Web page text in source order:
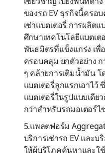
ของรถ EV ธุรกิจนี้ครอ
เช่าแบตเตอรี่ การผลิต
ศึกษาเทคโนโลยีแบตเต
พันธมิตรที่แข็งแกร่ง เพื่
ครอบคลุม ยกตัวอย่าง ก
ๆ คล้ายการเติมน้ำมัน
แบตเตอรี่ลูกแรกเอาไว้
แบตเตอรี่ในรูปแบบเดีย
กว่าสำหรับรถมอเตอร์ไ
5.แพลตฟอร์ม
บริการเช่ารถ EV และ
ให้ผู้บริโภคค้นหาและใ